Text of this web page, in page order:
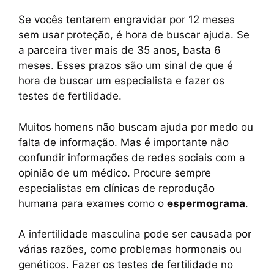
k
Se vocês tentarem engravidar por 12 meses
sem usar proteção, é hora de buscar ajuda. Se
a parceira tiver mais de 35 anos, basta 6
meses. Esses prazos são um sinal de que é
hora de buscar um especialista e fazer os
testes de fertilidade.
Muitos homens não buscam ajuda por medo ou
falta de informação. Mas é importante não
confundir informações de redes sociais com a
opinião de um médico. Procure sempre
especialistas em clínicas de reprodução
humana para exames como o espermograma.
A infertilidade masculina pode ser causada por
várias razões, como problemas hormonais ou
genéticos. Fazer os testes de fertilidade no